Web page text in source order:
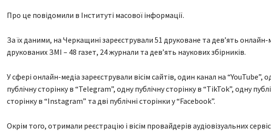
Про це повідомили в Інституті масової інформації.
За їх даними, на Черкащині зареєстрували 51 друковане та дев’ять онлайн-
друкованих ЗМІ – 48 газет, 24 журнали та дев’ять наукових збірників.
У сфері онлайн-медіа зареєстрували вісім сайтів, один канал на “YouTube”,
публічну сторінку в “Telegram”, одну публічну сторінку в “TikTok”, одну
сторінку в “Instagram” та дві публічні сторінки у “Facebook”.
Окрім того, отримали реєстрацію і вісім провайдерів аудіовізуальних